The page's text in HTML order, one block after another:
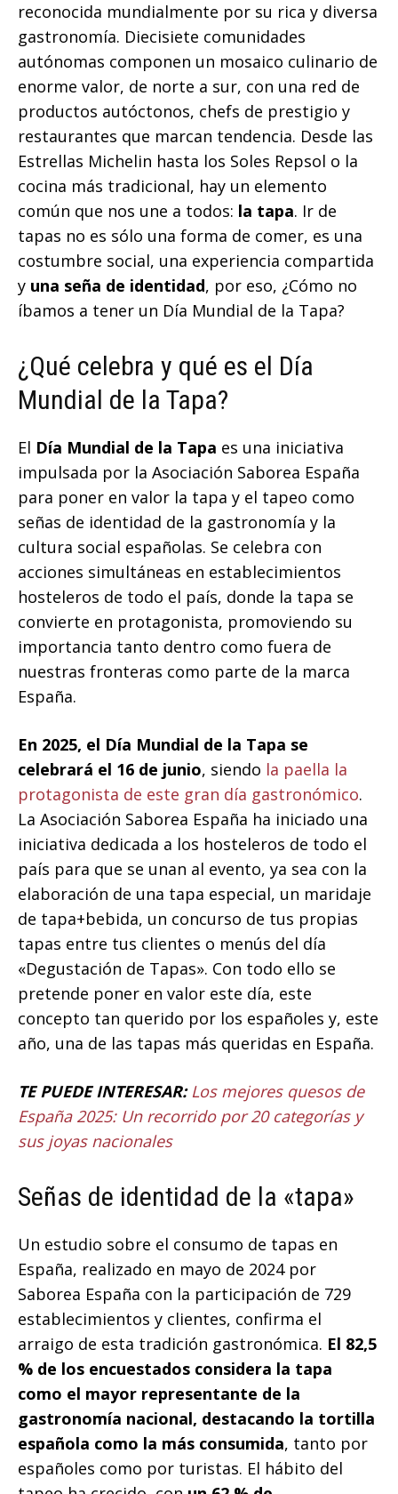
reconocida mundialmente por su rica y diversa
gastronomía. Diecisiete comunidades
autónomas componen un mosaico culinario de
enorme valor, de norte a sur, con una red de
productos autóctonos, chefs de prestigio y
restaurantes que marcan tendencia. Desde las
Estrellas Michelin hasta los Soles Repsol o la
cocina más tradicional, hay un elemento
común que nos une a todos: la tapa. Ir de
tapas no es sólo una forma de comer, es una
costumbre social, una experiencia compartida
y una seña de identidad, por eso, ¿Cómo no
íbamos a tener un Día Mundial de la Tapa?
¿Qué celebra y qué es el Día
Mundial de la Tapa?
El Día Mundial de la Tapa es una iniciativa
impulsada por la Asociación Saborea España
para poner en valor la tapa y el tapeo como
señas de identidad de la gastronomía y la
cultura social españolas. Se celebra con
acciones simultáneas en establecimientos
hosteleros de todo el país, donde la tapa se
convierte en protagonista, promoviendo su
importancia tanto dentro como fuera de
nuestras fronteras como parte de la marca
España.
En 2025, el Día Mundial de la Tapa se
celebrará el 16 de junio, siendo la paella la
protagonista de este gran día gastronómico.
La Asociación Saborea España ha iniciado una
iniciativa dedicada a los hosteleros de todo el
país para que se unan al evento, ya sea con la
elaboración de una tapa especial, un maridaje
de tapa+bebida, un concurso de tus propias
tapas entre tus clientes o menús del día
«Degustación de Tapas». Con todo ello se
pretende poner en valor este día, este
concepto tan querido por los españoles y, este
año, una de las tapas más queridas en España.
TE PUEDE INTERESAR: Los mejores quesos de
España 2025: Un recorrido por 20 categorías y
sus joyas nacionales
Señas de identidad de la «tapa»
Un estudio sobre el consumo de tapas en
España, realizado en mayo de 2024 por
Saborea España con la participación de 729
establecimientos y clientes, confirma el
arraigo de esta tradición gastronómica. El 82,5
% de los encuestados considera la tapa
como el mayor representante de la
gastronomía nacional, destacando la tortilla
española como la más consumida, tanto por
españoles como por turistas. El hábito del